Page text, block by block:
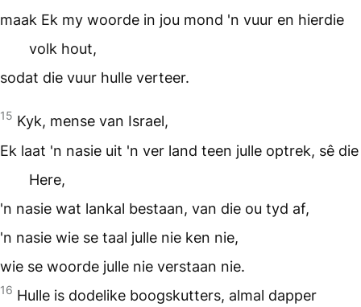
maak Ek my woorde in jou mond 'n vuur en hierdie
volk hout,
sodat die vuur hulle verteer.
15 Kyk, mense van Israel,
Ek laat 'n nasie uit 'n ver land teen julle optrek, sê die
Here,
'n nasie wat lankal bestaan, van die ou tyd af,
'n nasie wie se taal julle nie ken nie,
wie se woorde julle nie verstaan nie.
16 Hulle is dodelike boogskutters, almal dapper